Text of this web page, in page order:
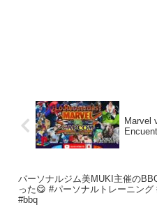
Marvel
パーソナルジム美MUKI主催の
った😋 #パーソナルトレーニング
#bbq